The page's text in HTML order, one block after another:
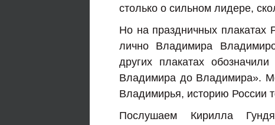
столько о сильном лидере,
Но на праздничных плакатах
лично Владимира
других плакатах
Владимира до Владимира».
Владимирья, историю России
Послушаем Кирилла